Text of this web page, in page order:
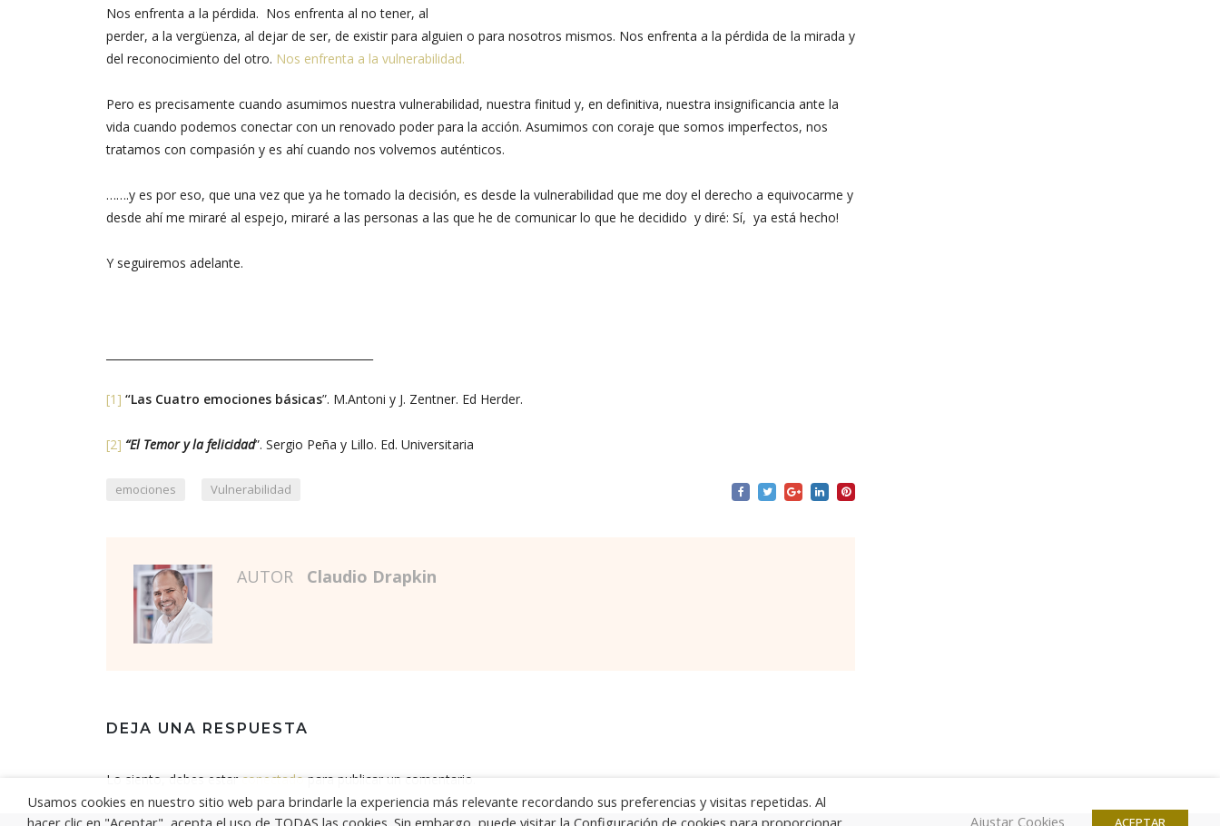
Nos enfrenta a la pérdida. Nos enfrenta al no tener, al
perder, a la vergüenza, al dejar de ser, de existir para alguien o para nosotros mismos. Nos enfrenta a la pérdida de la mirada y
del reconocimiento del otro. Nos enfrenta a la vulnerabilidad.
Pero es precisamente cuando asumimos nuestra vulnerabilidad, nuestra finitud y, en definitiva, nuestra insignificancia ante la
vida cuando podemos conectar con un renovado poder para la acción. Asumimos con coraje que somos imperfectos, nos
tratamos con compasión y es ahí cuando nos volvemos auténticos.
…….y es por eso, que una vez que ya he tomado la decisión, es desde la vulnerabilidad que me doy el derecho a equivocarme y
desde ahí me miraré al espejo, miraré a las personas a las que he de comunicar lo que he decidido y diré: Sí, ya está hecho!
Y seguiremos adelante.
[1] “Las Cuatro emociones básicas”. M.Antoni y J. Zentner. Ed Herder.
[2] “El Temor y la felicidad”. Sergio Peña y Lillo. Ed. Universitaria
emociones Vulnerabilidad
AUTOR Claudio Drapkin
DEJA UNA RESPUESTA
Lo siento, debes estar conectado para publicar un comentario.
Usamos cookies en nuestro sitio web para brindarle la experiencia más relevante recordando sus preferencias y visitas repetidas. Al
hacer clic en "Aceptar", acepta el uso de TODAS las cookies. Sin embargo, puede visitar la Configuración de cookies para proporcionar
Ajustar Cookies ACEPTAR